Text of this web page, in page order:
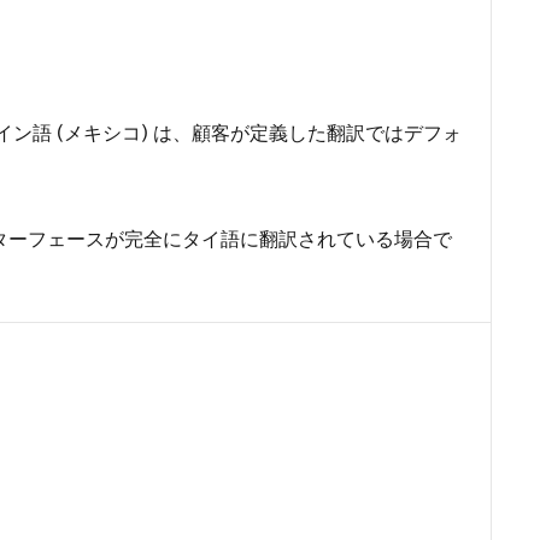
ン語 (メキシコ) は、顧客が定義した翻訳ではデフォ
フェースが完全にタイ語に翻訳されている場合で